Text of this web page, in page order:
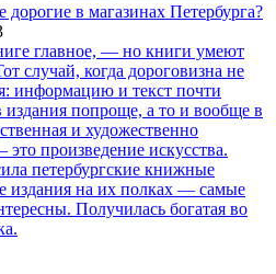
в магазинах Петербурга?
главное, — но книги умеют
случай, когда дороговизна не
информацию и текст почти
издания попроще, а то и вообще в
и художественно
произведение искусства.
петербургские книжные
издания на их полках — самые
Получилась богатая во